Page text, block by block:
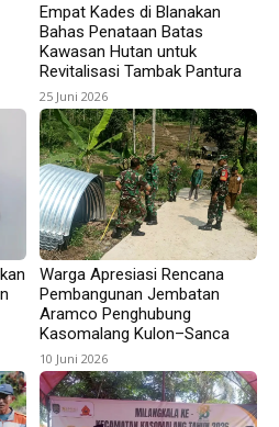
Empat Kades di Blanakan
Bahas Penataan Batas
Kawasan Hutan untuk
Revitalisasi Tambak Pantura
25 Juni 2026
Warga Apresiasi Rencana
Pembangunan Jembatan
Aramco Penghubung
Kasomalang Kulon–Sanca
10 Juni 2026